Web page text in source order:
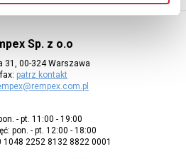
Sp. z o.o
31, 00-324 Warszawa
patrz kontakt
- pt. 11:00 - 19:00
pon. - pt. 12:00 - 18:00
1048 2252 8132 8822 0001